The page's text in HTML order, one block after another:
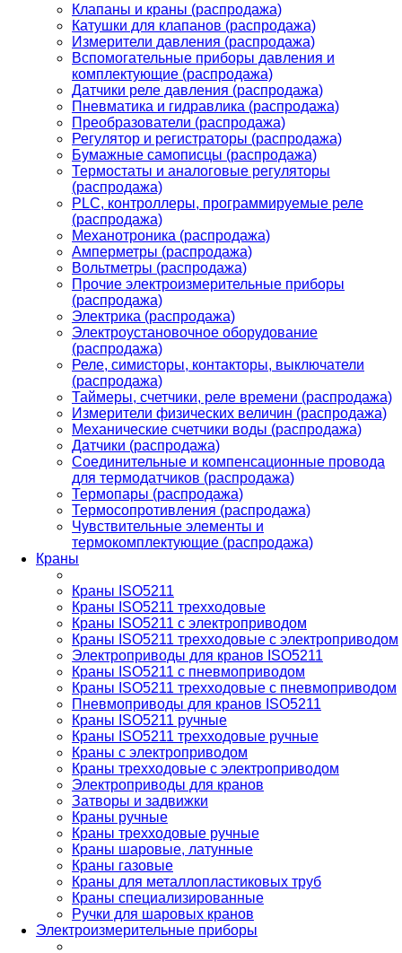
Клапаны и краны (распродажа)
Катушки для клапанов (распродажа)
Измерители давления (распродажа)
Вспомогательные приборы давления и
комплектующие (распродажа)
Датчики реле давления (распродажа)
Пневматика и гидравлика (распродажа)
Преобразователи (распродажа)
Регулятор и регистраторы (распродажа)
Бумажные самописцы (распродажа)
Термостаты и аналоговые регуляторы
(распродажа)
PLС, контроллеры, программируемые реле
(распродажа)
Механотроника (распродажа)
Амперметры (распродажа)
Вольтметры (распродажа)
Прочие электроизмерительные приборы
(распродажа)
Электрика (распродажа)
Электроустановочное оборудование
(распродажа)
Реле, симисторы, контакторы, выключатели
(распродажа)
Таймеры, счетчики, реле времени (распродажа)
Измерители физических величин (распродажа)
Механические счетчики воды (распродажа)
Датчики (распродажа)
Соединительные и компенсационные провода
для термодатчиков (распродажа)
Термопары (распродажа)
Термосопротивления (распродажа)
Чувствительные элементы и
термокомплектующие (распродажа)
Краны
Краны ISO5211
Краны ISO5211 трехходовые
Краны ISO5211 с электроприводом
Краны ISO5211 трехходовые с электроприводом
Электроприводы для кранов ISO5211
Краны ISO5211 с пневмоприводом
Краны ISO5211 трехходовые с пневмоприводом
Пневмоприводы для кранов ISO5211
Краны ISO5211 ручные
Краны ISO5211 трехходовые ручные
Краны с электроприводом
Краны трехходовые с электроприводом
Электроприводы для кранов
Затворы и задвижки
Краны ручные
Краны трехходовые ручные
Краны шаровые, латунные
Краны газовые
Краны для металлопластиковых труб
Краны специализированные
Ручки для шаровых кранов
Электроизмерительные приборы